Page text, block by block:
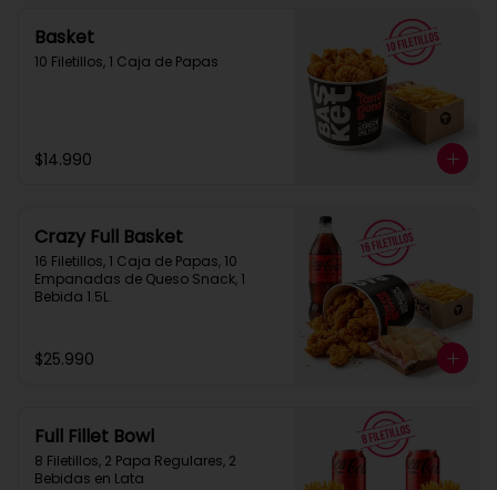
Basket
10 Filetillos, 1 Caja de Papas
$14.990
Crazy Full Basket
16 Filetillos, 1 Caja de Papas, 10
Empanadas de Queso Snack, 1
Bebida 1.5L.
$25.990
Full Fillet Bowl
8 Filetillos, 2 Papa Regulares, 2
Bebidas en Lata